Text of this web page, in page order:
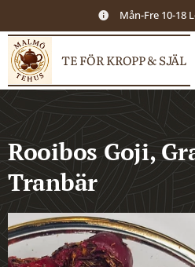
Mån-Fre 10-18
TE FÖR KROPP & SJÄL
Rooibos Goji,
Tranbär